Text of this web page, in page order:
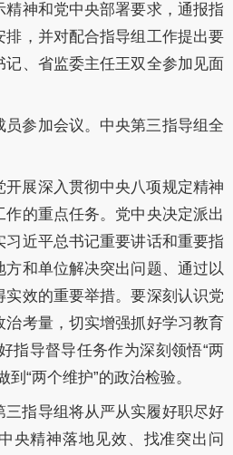
神和党中央部署要求，通报指
，并对配合指导组工作提出要
、省监委主任王双全参加见面
员参加会议。中央第三指导组全
开展深入贯彻中央八项规定精神
的重点任务。党中央决定派出
近平总书记重要讲话和重要指
和单位解决突出问题、通过以
实效的重要举措。要深刻认识党
治考量，切实增强抓好学习教育
指导督导任务作为深刻领悟“两
“两个维护”的政治检验。
三指导组将从严从实履好职尽好
央精神落地见效、找准突出问